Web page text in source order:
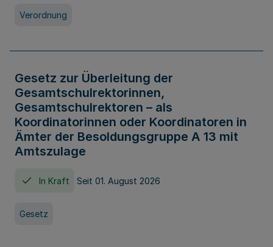
Verordnung
Gesetz zur Überleitung der
Gesamtschulrektorinnen,
Gesamtschulrektoren – als
Koordinatorinnen oder Koordinatoren in
Ämter der Besoldungsgruppe A 13 mit
Amtszulage
In Kraft Seit 01. August 2026
Gesetz